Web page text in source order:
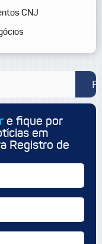
CNJ
e fique por
em
Registro de